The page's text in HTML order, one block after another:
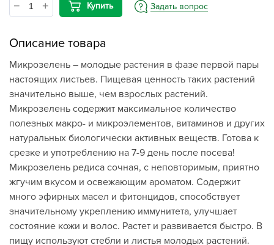
Купить Задать вопрос
Описание товара
Микрозелень – молодые растения в фазе первой пары
настоящих листьев. Пищевая ценность таких растений
значительно выше, чем взрослых растений.
Микрозелень содержит максимальное количество
полезных макро- и микроэлементов, витаминов и других
натуральных биологически активных веществ. Готова к
срезке и употреблению на 7-9 день после посева!
Микрозелень редиса сочная, с неповторимым, приятно
жгучим вкусом и освежающим ароматом. Содержит
много эфирных масел и фитонцидов, способствует
значительному укреплению иммунитета, улучшает
состояние кожи и волос. Растет и развивается быстро. В
пищу используют стебли и листья молодых растений.